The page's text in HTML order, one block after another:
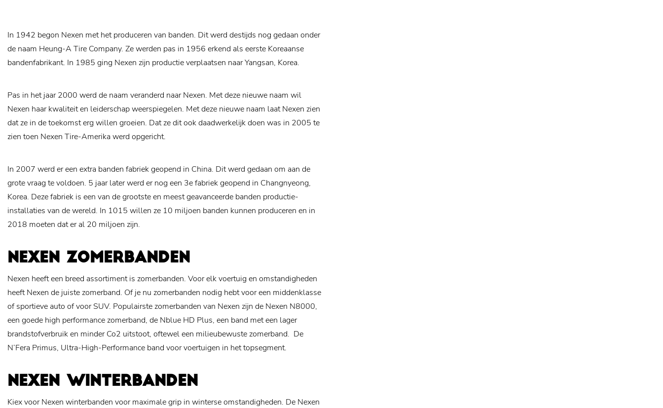
In 1942 begon Nexen met het produceren van banden. Dit werd destijds nog gedaan onder
de naam Heung-A Tire Company. Ze werden pas in 1956 erkend als eerste Koreaanse
bandenfabrikant. In 1985 ging Nexen zijn productie verplaatsen naar Yangsan, Korea.
Pas in het jaar 2000 werd de naam veranderd naar Nexen. Met deze nieuwe naam wil
Nexen haar kwaliteit en leiderschap weerspiegelen. Met deze nieuwe naam laat Nexen zien
dat ze in de toekomst erg willen groeien. Dat ze dit ook daadwerkelijk doen was in 2005 te
zien toen Nexen Tire-Amerika werd opgericht.
In 2007 werd er een extra banden fabriek geopend in China. Dit werd gedaan om aan de
grote vraag te voldoen. 5 jaar later werd er nog een 3e fabriek geopend in Changnyeong,
Korea. Deze fabriek is een van de grootste en meest geavanceerde banden productie-
installaties van de wereld. In 1015 willen ze 10 miljoen banden kunnen produceren en in
2018 moeten dat er al 20 miljoen zijn.
NEXEN ZOMERBANDEN
Nexen heeft een breed assortiment is zomerbanden. Voor elk voertuig en omstandigheden
heeft Nexen de juiste zomerband. Of je nu zomerbanden nodig hebt voor een middenklasse
of sportieve auto of voor SUV. Populairste zomerbanden van Nexen zijn de Nexen N8000,
een goede high performance zomerband, de Nblue HD Plus, een band met een lager
brandstofverbruik en minder Co2 uitstoot, oftewel een milieubewuste zomerband. De
N’Fera Primus, Ultra-High-Performance band voor voertuigen in het topsegment.
NEXEN WINTERBANDEN
Kiex voor Nexen winterbanden voor maximale grip in winterse omstandigheden. De Nexen